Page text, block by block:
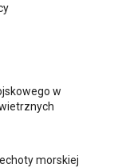
w
morskiej